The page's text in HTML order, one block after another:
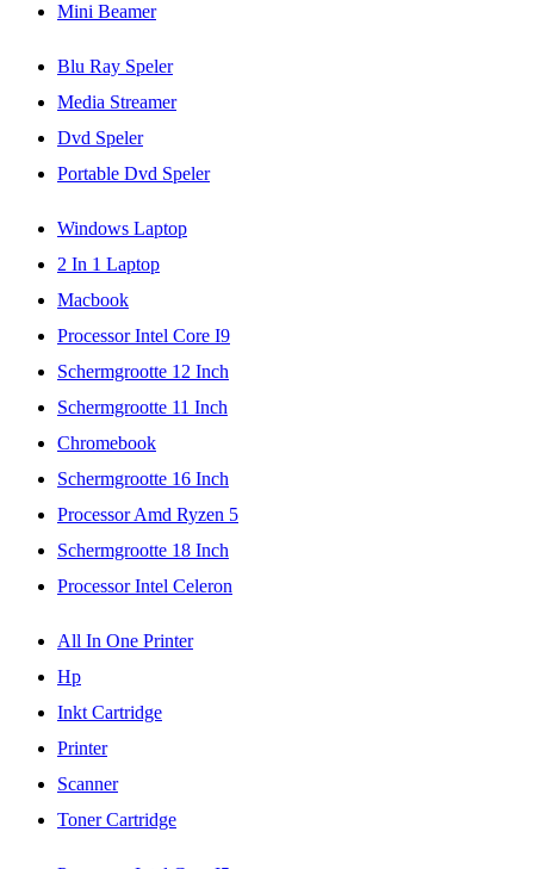
Mini Beamer
Blu Ray Speler
Media Streamer
Dvd Speler
Portable Dvd Speler
Windows Laptop
2 In 1 Laptop
Macbook
Processor Intel Core I9
Schermgrootte 12 Inch
Schermgrootte 11 Inch
Chromebook
Schermgrootte 16 Inch
Processor Amd Ryzen 5
Schermgrootte 18 Inch
Processor Intel Celeron
All In One Printer
Hp
Inkt Cartridge
Printer
Scanner
Toner Cartridge